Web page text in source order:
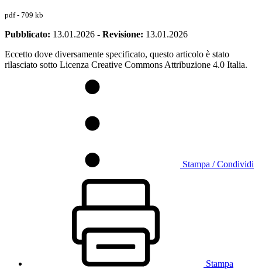
pdf - 709 kb
Pubblicato: 13.01.2026 - Revisione: 13.01.2026
Eccetto dove diversamente specificato, questo articolo è stato
rilasciato sotto Licenza Creative Commons Attribuzione 4.0 Italia.
Stampa / Condividi
Stampa